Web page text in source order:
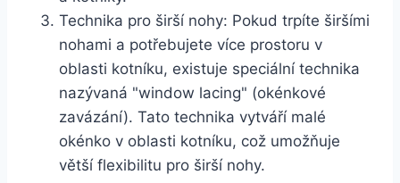
Technika pro širší nohy: Pokud trpíte širšími
nohami a potřebujete více prostoru v
oblasti kotníku, existuje speciální technika
nazývaná "window lacing" (okénkové
‌zavázání). Tato technika vytváří ‌malé
okénko v oblasti‌ kotníku, což umožňuje
větší flexibilitu pro širší nohy.